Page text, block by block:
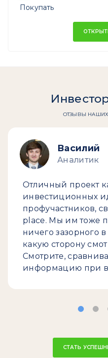
Покупать
ОТЗЫВЫ
Василий
Аналитик
Отличный проект
инвестиционных
профучастников,
place. Мы им тоже
ничего зазорного
какую сторону
Смотрите,
информацию при
СТАТЬ